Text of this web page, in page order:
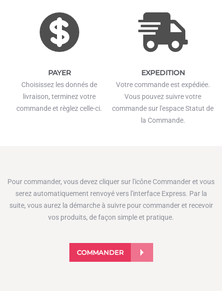
PAYER
Choisissez les donnés de
livraison, terminez votre
commande et règlez celle-ci.
EXPEDITION
Votre commande est expédiée.
Vous pouvez suivre votre
commande sur l'espace Statut de
la Commande.
Pour commander, vous devez cliquer sur l'icône Commander et vous
serez automatiquement renvoyé vers l'interface Express. Par la
suite, vous aurez la démarche à suivre pour commander et recevoir
vos produits, de façon simple et pratique.
COMMANDER